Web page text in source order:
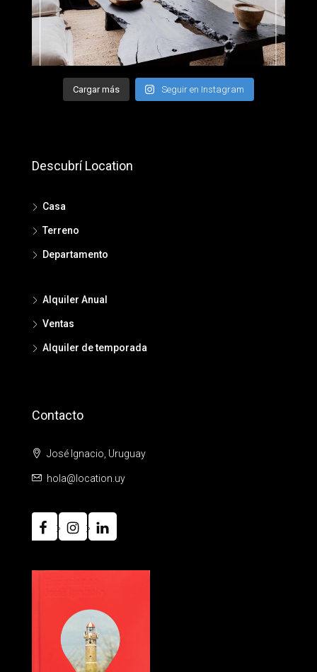
Cargar más Seguir en Instagram
Descubrí Location
Casa
Terreno
Departamento
Alquiler Anual
Ventas
Alquiler de temporada
Contacto
José Ignacio, Uruguay
hola@location.uy